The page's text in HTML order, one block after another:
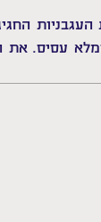
עסיס. את